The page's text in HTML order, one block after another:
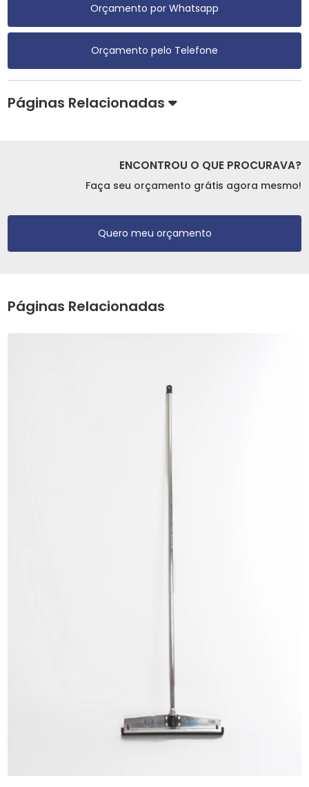
Orçamento por Whatsapp
Orçamento pelo Telefone
Páginas Relacionadas
ENCONTROU O QUE PROCURAVA?
Faça seu orçamento grátis agora mesmo!
Quero meu orçamento
Páginas Relacionadas